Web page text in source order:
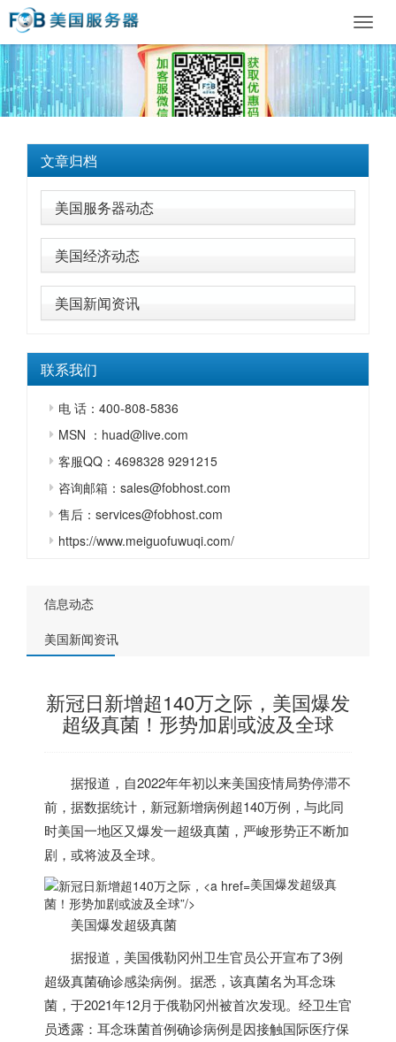
文章归档
美国服务器动态
美国经济动态
美国新闻资讯
联系我们
电 话：400-808-5836
MSN ：huad@live.com
客服QQ：4698328 9291215
咨询邮箱：sales@fobhost.com
售后：services@fobhost.com
https://www.meiguofuwuqi.com/
信息动态
美国新闻资讯
新冠日新增超140万之际，美国爆发
超级真菌！形势加剧或波及全球
据报道，自2022年年初以来美国疫情局势停滞不
前，据数据统计，新冠新增病例超140万例，与此同
时美国一地区又爆发一超级真菌，严峻形势正不断加
剧，或将波及全球。
美国爆发超级真
菌！形势加剧或波及全球”/>
美国爆发超级真菌
据报道， 美国俄勒冈州卫生官员公开宣布了3例
超级真菌确诊感染病例。据悉，该真菌名为耳念珠
菌，于2021年12月于俄勒冈州被首次发现。经卫生官
员透露：耳念珠菌首例确诊病例是因接触国际医疗保